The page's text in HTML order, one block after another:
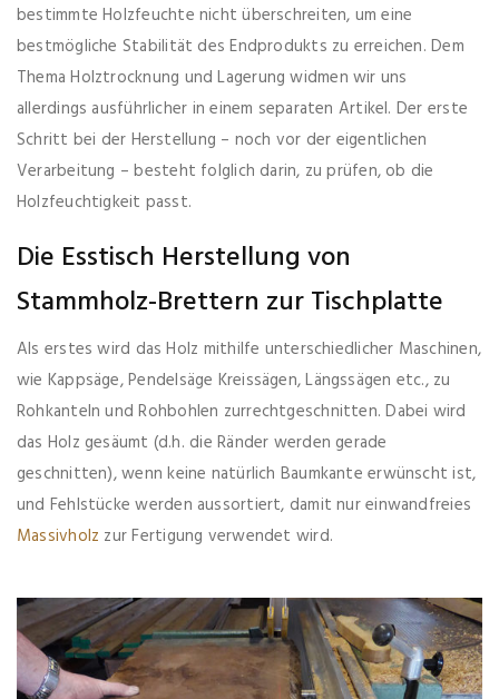
bestimmte Holzfeuchte nicht überschreiten, um eine
bestmögliche Stabilität des Endprodukts zu erreichen. Dem
Thema Holztrocknung und Lagerung widmen wir uns
allerdings ausführlicher in einem separaten Artikel. Der erste
Schritt bei der Herstellung – noch vor der eigentlichen
Verarbeitung – besteht folglich darin, zu prüfen, ob die
Holzfeuchtigkeit passt.
Die Esstisch Herstellung von
Stammholz-Brettern zur Tischplatte
Als erstes wird das Holz mithilfe unterschiedlicher Maschinen,
wie Kappsäge, Pendelsäge Kreissägen, Längssägen etc., zu
Rohkanteln und Rohbohlen zurrechtgeschnitten. Dabei wird
das Holz gesäumt (d.h. die Ränder werden gerade
geschnitten), wenn keine natürlich Baumkante erwünscht ist,
und Fehlstücke werden aussortiert, damit nur einwandfreies
Massivholz zur Fertigung verwendet wird.